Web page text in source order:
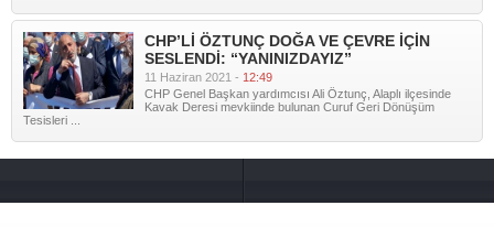
CHP’Lİ ÖZTUNÇ DOĞA VE ÇEVRE İÇİN
SESLENDİ: “YANINIZDAYIZ”
11 Haziran 2021 - 12:49
CHP Genel Başkan yardımcısı Ali Öztunç, Alaplı ilçesinde
Kavak Deresi mevkiinde bulunan Curuf Geri Dönüşüm
Tesisleri ...